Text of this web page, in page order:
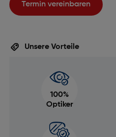
Termin vereinbaren
Unsere Vorteile
100%
Optiker